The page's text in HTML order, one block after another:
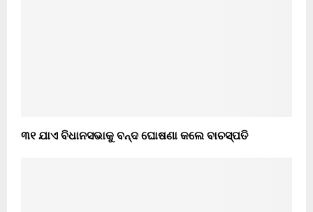
୩୧ ଯାଏ ବିଧାନସଭାକୁ ବନ୍ଦ ଘୋଷଣା କଲେ ବାଚସ୍ପତି